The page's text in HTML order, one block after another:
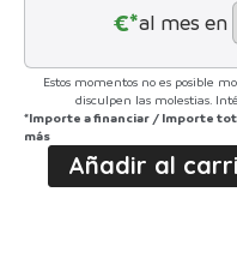
€*al mes en
Estos momentos no es posible
disculpen las molestias.
*Importe a financiar / Importe
más
Añadir al